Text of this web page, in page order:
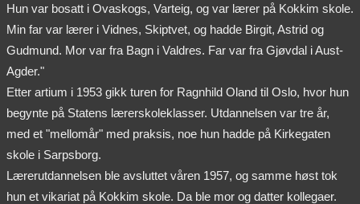
Hun var bosatt i Ovaskogs, Varteig, og var lærer på Kokkim skole.
Min far var lærer i Vidnes, Skiptvet, og hadde Birgit, Astrid og
Gudmund. Mor var fra Bagn i Valdres. Far var fra Gjøvdal i Aust-
Agder."
Etter artium i 1953 gikk turen for Ragnhild Oland til Oslo, hvor hun
begynte på Statens lærerskoleklasser. Utdannelsen var tre år,
med et "mellomår" med praksis, noe hun hadde på Kirkegaten
skole i Sarpsborg.
Lærerutdannelsen ble avsluttet våren 1957, og samme høst tok
hun et vikariat på Kokkim skole. Da ble mor og datter kollegaer.